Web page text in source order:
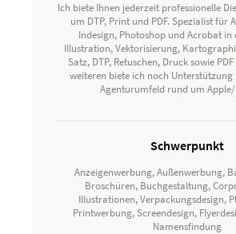
Ich biete Ihnen jederzeit professionelle
um DTP, Print und PDF. Spezialist für
Indesign, Photoshop und Acrobat in
Illustration, Vektorisierung,
Satz, DTP, Retuschen, Druck sowie
weiteren biete ich noch Unterstützung
Agenturumfeld rund um
Schwerpunkt
Anzeigenwerbung, Außenwerbung,
Broschüren, Buchgestaltung,
Illustrationen, Verpackungsdesign,
Printwerbung, Screendesign,
Namensfindung